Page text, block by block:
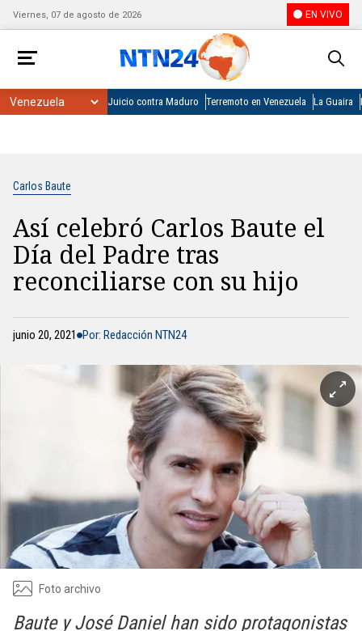
Viernes, 07 de agosto de 2026 EN VIVO
Juicio contra Maduro Terremoto en Venezuela La Guaira
Carlos Baute
Así celebró Carlos Baute el
Día del Padre tras
reconciliarse con su hijo
junio 20, 2021 Por: Redacción NTN24
Foto archivo
Baute y José Daniel han sido protagonistas